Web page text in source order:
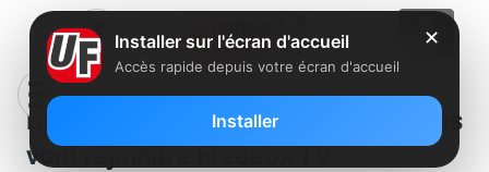
De nombreuses nouvelles chaînes
vont rejoindre Freebox TV
✕
Installer sur l'écran d'accueil
Accès rapide depuis votre écran d'accueil
Installer